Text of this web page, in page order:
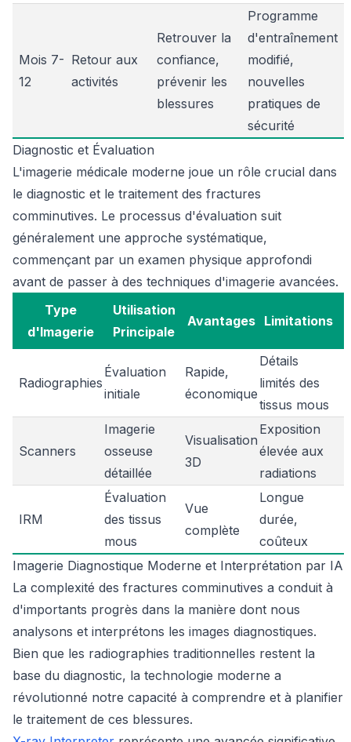
Mois 7-
12
Retour aux
activités
Retrouver la
confiance,
prévenir les
blessures
Programme
d'entraînement
modifié,
nouvelles
pratiques de
sécurité
Diagnostic et Évaluation
L'imagerie médicale moderne joue un rôle crucial dans
le diagnostic et le traitement des fractures
comminutives. Le processus d'évaluation suit
généralement une approche systématique,
commençant par un examen physique approfondi
avant de passer à des techniques d'imagerie avancées.
Type
d'Imagerie
Utilisation
Principale
Avantages Limitations
Radiographies
Évaluation
initiale
Rapide,
économique
Détails
limités des
tissus mous
Scanners
Imagerie
osseuse
détaillée
Visualisation
3D
Exposition
élevée aux
radiations
IRM
Évaluation
des tissus
mous
Vue
complète
Longue
durée,
coûteux
Imagerie Diagnostique Moderne et Interprétation par IA
La complexité des fractures comminutives a conduit à
d'importants progrès dans la manière dont nous
analysons et interprétons les images diagnostiques.
Bien que les radiographies traditionnelles restent la
base du diagnostic, la technologie moderne a
révolutionné notre capacité à comprendre et à planifier
le traitement de ces blessures.